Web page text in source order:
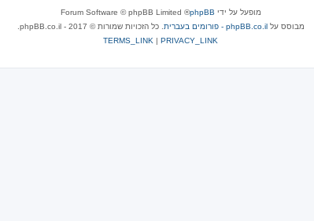
מופעל על ידי phpBB
® Forum Software © phpBB Limited
מבוסס עלphpBB.co.il - פורומים בעברית
. כל הזכויות שמורות © 2017 - phpBB.co.il.
PRIVACY_LINK
|
TERMS_LINK